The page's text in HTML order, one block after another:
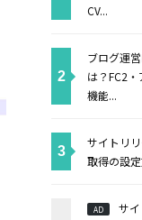
CV...
ブログ運
は？FC2
機能...
サイトリ
取得の設
AD
サ